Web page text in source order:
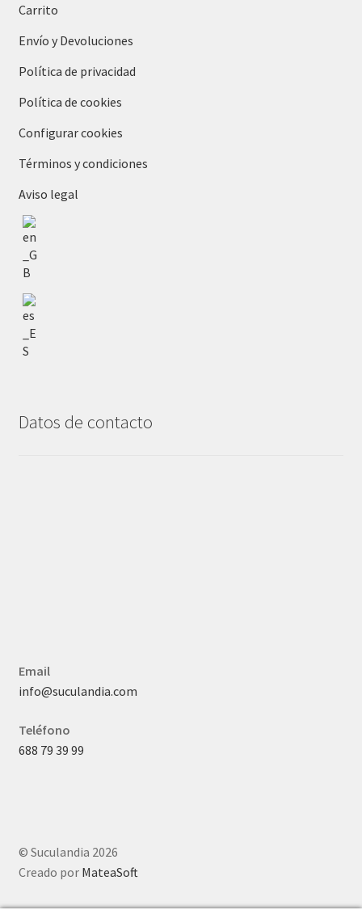
Carrito
Envío y Devoluciones
Política de privacidad
Política de cookies
Configurar cookies
Términos y condiciones
Aviso legal
Datos de contacto
Email
info@suculandia.com
Teléfono
688 79 39 99
© Suculandia 2026
Creado por MateaSoft